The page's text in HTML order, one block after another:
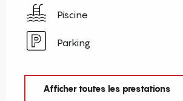
Piscine
Parking
Afficher toutes les prestations